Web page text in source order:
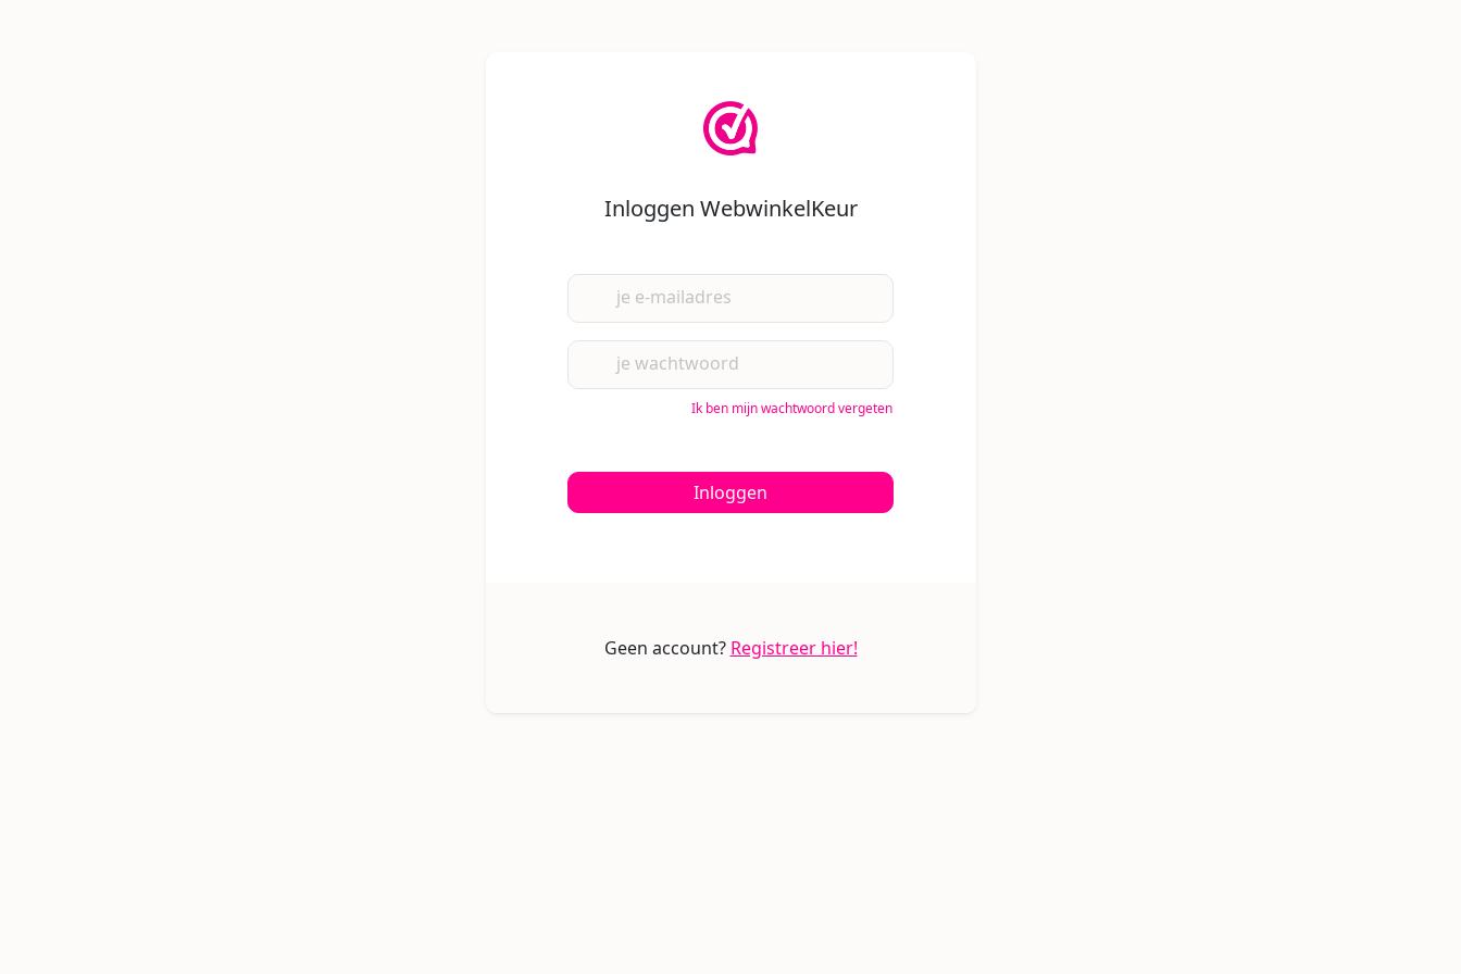
Inloggen WebwinkelKeur
je e-mailadres
je wachtwoord
Ik ben mijn wachtwoord vergeten
Inloggen
Geen account? Registreer hier!